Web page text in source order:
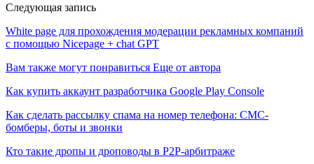
Следующая запись
White page для прохождения модерации рекламных компаний
с помощью Nicepage + chat GPT
Вам также могут понравиться Еще от автора
Как купить аккаунт разработчика Google Play Console
Как сделать рассылку спама на номер телефона: СМС-
бомберы, боты и звонки
Кто такие дропы и дроповоды в P2P-арбитраже